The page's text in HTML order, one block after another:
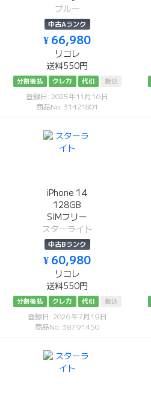
ブルー
中古Aランク
¥ 66,980
リコレ
送料550円
分割後払 クレカ 代引 振込
登録日: 2025年11月16日
商品No: 31421801
iPhone 14
128GB
SIMフリー
スターライト
中古Bランク
¥ 60,980
リコレ
送料550円
分割後払 クレカ 代引 振込
登録日: 2026年7月19日
商品No: 38791450